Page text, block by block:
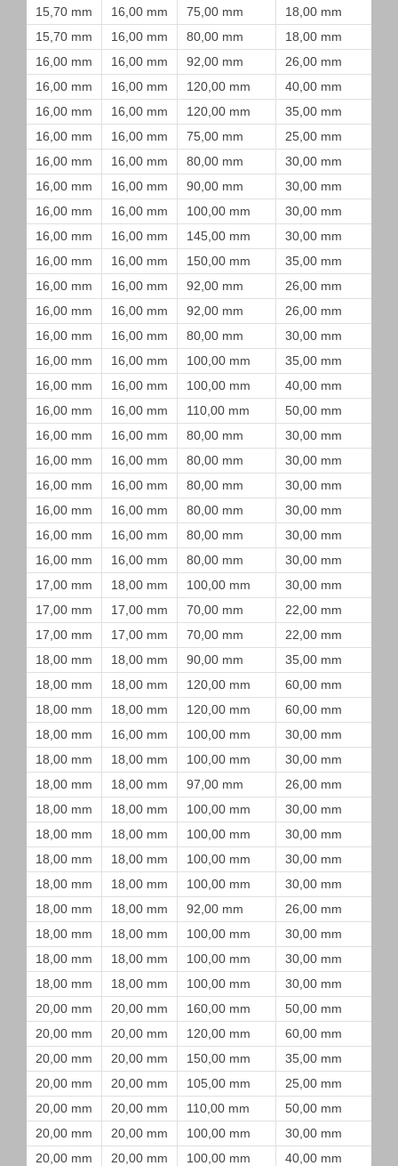
15,70 mm 16,00 mm 75,00 mm
18,00 mm
15,70 mm
16,00 mm 80,00 mm
18,00 mm
16,00 mm
16,00 mm 92,00 mm
26,00 mm
16,00 mm
16,00 mm 120,00 mm
40,00 mm
16,00 mm
16,00 mm 120,00 mm
35,00 mm
16,00 mm
16,00 mm 75,00 mm
25,00 mm
16,00 mm
16,00 mm 80,00 mm
30,00 mm
16,00 mm
16,00 mm 90,00 mm
30,00 mm
16,00 mm
16,00 mm 100,00 mm
30,00 mm
16,00 mm
16,00 mm 145,00 mm
30,00 mm
16,00 mm
16,00 mm 150,00 mm
35,00 mm
16,00 mm
16,00 mm 92,00 mm
26,00 mm
16,00 mm
16,00 mm 92,00 mm
26,00 mm
16,00 mm
16,00 mm 80,00 mm
30,00 mm
16,00 mm
16,00 mm 100,00 mm
35,00 mm
16,00 mm
16,00 mm 100,00 mm
40,00 mm
16,00 mm
16,00 mm 110,00 mm
50,00 mm
16,00 mm
16,00 mm 80,00 mm
30,00 mm
16,00 mm
16,00 mm 80,00 mm
30,00 mm
16,00 mm
16,00 mm 80,00 mm
30,00 mm
16,00 mm
16,00 mm 80,00 mm
30,00 mm
16,00 mm
16,00 mm 80,00 mm
30,00 mm
16,00 mm
16,00 mm 80,00 mm
30,00 mm
17,00 mm
18,00 mm 100,00 mm
30,00 mm
17,00 mm
17,00 mm 70,00 mm
22,00 mm
17,00 mm
17,00 mm 70,00 mm
22,00 mm
18,00 mm
18,00 mm 90,00 mm
35,00 mm
18,00 mm
18,00 mm 120,00 mm
60,00 mm
18,00 mm
18,00 mm 120,00 mm
60,00 mm
18,00 mm
16,00 mm 100,00 mm
30,00 mm
18,00 mm
18,00 mm 100,00 mm
30,00 mm
18,00 mm
18,00 mm 97,00 mm
26,00 mm
18,00 mm
18,00 mm 100,00 mm
30,00 mm
18,00 mm
18,00 mm 100,00 mm
30,00 mm
18,00 mm
18,00 mm 100,00 mm
30,00 mm
18,00 mm
18,00 mm 100,00 mm
30,00 mm
18,00 mm
18,00 mm 92,00 mm
26,00 mm
18,00 mm
18,00 mm 100,00 mm
30,00 mm
18,00 mm
18,00 mm 100,00 mm
30,00 mm
18,00 mm
18,00 mm 100,00 mm
30,00 mm
20,00 mm
20,00 mm 160,00 mm
50,00 mm
20,00 mm
20,00 mm 120,00 mm
60,00 mm
20,00 mm
20,00 mm 150,00 mm
35,00 mm
20,00 mm
20,00 mm 105,00 mm
25,00 mm
20,00 mm
20,00 mm 110,00 mm
50,00 mm
20,00 mm
20,00 mm 100,00 mm
30,00 mm
20,00 mm
20,00 mm 100,00 mm
40,00 mm